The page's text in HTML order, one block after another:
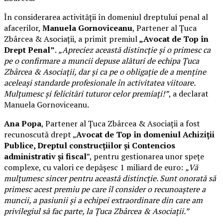
În considerarea activității în domeniul dreptului penal al
afacerilor, Manuela Gornoviceanu, Partener al Țuca
Zbârcea & Asociații, a primit premiul„Avocat de Top în
Drept Penal”. „Apreciez această distincție și o primesc ca
pe o confirmare a muncii depuse alături de echipa Țuca
Zbârcea & Asociații, dar și ca pe o obligație de a menține
aceleași standarde profesionale în activitatea viitoare.
Mulțumesc și felicitări tuturor celor premiați!”, a declarat
Manuela Gornoviceanu.
Ana Popa, Partener al Țuca Zbârcea & Asociații a fost
recunoscută drept „Avocat de Top în domeniul Achiziții
Publice, Dreptul construcțiilor și Contencios
administrativ și fiscal”, pentru gestionarea unor spețe
complexe, cu valori ce depășesc 1 miliard de euro: „Vă
mulțumesc sincer pentru această distincție. Sunt onorată să
primesc acest premiu pe care îl consider o recunoaștere a
muncii, a pasiunii și a echipei extraordinare din care am
privilegiul să fac parte, la Țuca Zbârcea & Asociații.”